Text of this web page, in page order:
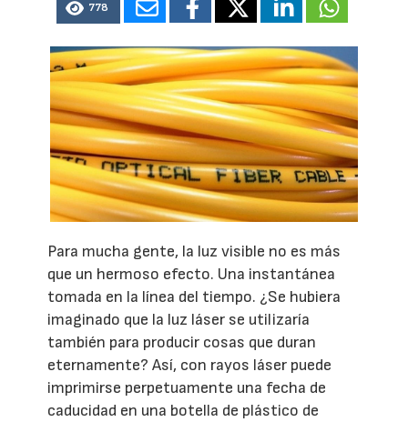
778
Para mucha gente, la luz visible no es más
que un hermoso efecto. Una instantánea
tomada en la línea del tiempo. ¿Se hubiera
imaginado que la luz láser se utilizaría
también para producir cosas que duran
eternamente? Así, con rayos láser puede
imprimirse perpetuamente una fecha de
caducidad en una botella de plástico de